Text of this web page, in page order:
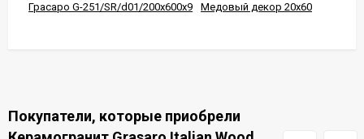
Грасаро G-251/SR/d01/200x600x9
Медовый декор 20x60
Покупатели, которые приобрели